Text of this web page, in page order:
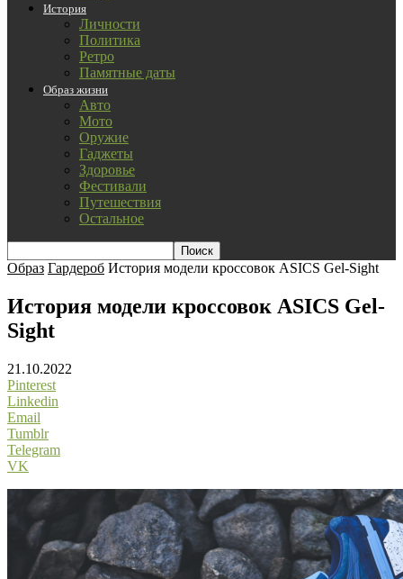
История
Личности
Политика
Ретро
Памятные даты
Образ жизни
Авто
Мото
Оружие
Гаджеты
Здоровье
Фестивали
Путешествия
Остальное
Образ Гардероб История модели кроссовок ASICS Gel-Sight
История модели кроссовок ASICS Gel-
Sight
21.10.2022
Pinterest
Linkedin
Email
Tumblr
Telegram
VK